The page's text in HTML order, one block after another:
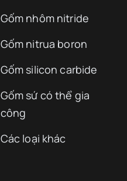
Gốm nhôm nitride
Gốm nitrua boron
Gốm silicon carbide
Gốm sứ có thể gia
công
Các loại khác